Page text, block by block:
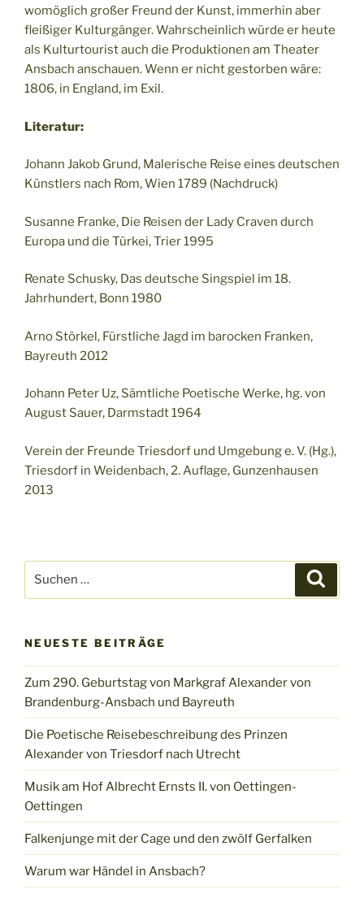
womöglich großer Freund der Kunst, immerhin aber
fleißiger Kulturgänger. Wahrscheinlich würde er heute
als Kulturtourist auch die Produktionen am Theater
Ansbach anschauen. Wenn er nicht gestorben wäre:
1806, in England, im Exil.
Literatur:
Johann Jakob Grund, Malerische Reise eines deutschen
Künstlers nach Rom, Wien 1789 (Nachdruck)
Susanne Franke, Die Reisen der Lady Craven durch
Europa und die Türkei, Trier 1995
Renate Schusky, Das deutsche Singspiel im 18.
Jahrhundert, Bonn 1980
Arno Störkel, Fürstliche Jagd im barocken Franken,
Bayreuth 2012
Johann Peter Uz, Sämtliche Poetische Werke, hg. von
August Sauer, Darmstadt 1964
Verein der Freunde Triesdorf und Umgebung e. V. (Hg.),
Triesdorf in Weidenbach, 2. Auflage, Gunzenhausen
2013
nach:
NEUESTE BEITRÄGE
Zum 290. Geburtstag von Markgraf Alexander von
Brandenburg-Ansbach und Bayreuth
Die Poetische Reisebeschreibung des Prinzen
Alexander von Triesdorf nach Utrecht
Musik am Hof Albrecht Ernsts II. von Oettingen-
Oettingen
Falkenjunge mit der Cage und den zwölf Gerfalken
Warum war Händel in Ansbach?